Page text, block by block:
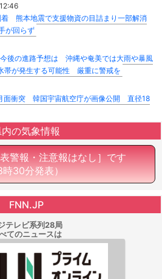
着 熊本地震で支援物資の目詰まり一部解消
が回らず
今後の進路予想は 沖縄や奄美では大雨や暴風
が発生する可能性 厳重に警戒を
面衝突 韓国宇宙航空庁が画像公開 直径18
内の気象情報
警報・注意報はなし］です
30分発表）
FNN.JP
テレビ系列28局
てのニュースは